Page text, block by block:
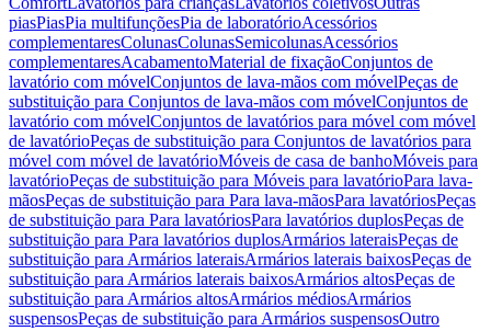
piasPiasPia multifunçõesPia de laboratórioAcessórios
complementaresColunasColunasSemicolunasAcessórios
complementaresAcabamentoMaterial de fixaçãoConjuntos de
lavatório com móvelConjuntos de lava-mãos com móvelPeças de
substituição para Conjuntos de lava-mãos com móvelConjuntos de
lavatório com móvelConjuntos de lavatórios para móvel com móvel
de lavatórioPeças de substituição para Conjuntos de lavatórios para
móvel com móvel de lavatórioMóveis de casa de banhoMóveis para
lavatórioPeças de substituição para Móveis para lavatórioPara lava-
mãosPeças de substituição para Para lava-mãosPara lavatóriosPeças
de substituição para Para lavatóriosPara lavatórios duplosPeças de
substituição para Para lavatórios duplosArmários lateraisPeças de
substituição para Armários lateraisArmários laterais baixosPeças de
substituição para Armários laterais baixosArmários altosPeças de
substituição para Armários altosArmários médiosArmários
suspensosPeças de substituição para Armários suspensosOutro